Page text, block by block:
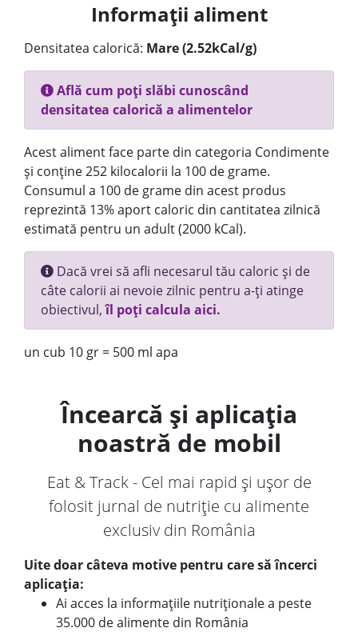
Informații aliment
Densitatea calorică: Mare (2.52kCal/g)
Află cum poți slăbi cunoscând
densitatea calorică a alimentelor
Acest aliment face parte din categoria Condimente
și conține 252 kilocalorii la 100 de grame.
Consumul a 100 de grame din acest produs
reprezintă 13% aport caloric din cantitatea zilnică
estimată pentru un adult (2000 kCal).
Dacă vrei să afli necesarul tău caloric și de
câte calorii ai nevoie zilnic pentru a-ți atinge
obiectivul,îl poți calcula aici.
un cub 10 gr = 500 ml apa
Încearcă și aplicația
noastră de mobil
Eat & Track - Cel mai rapid și ușor de
folosit jurnal de nutriție cu alimente
exclusiv din România
Uite doar câteva motive pentru care să încerci
aplicația:
Ai acces la informațiile nutriționale a peste
35.000 de alimente din România